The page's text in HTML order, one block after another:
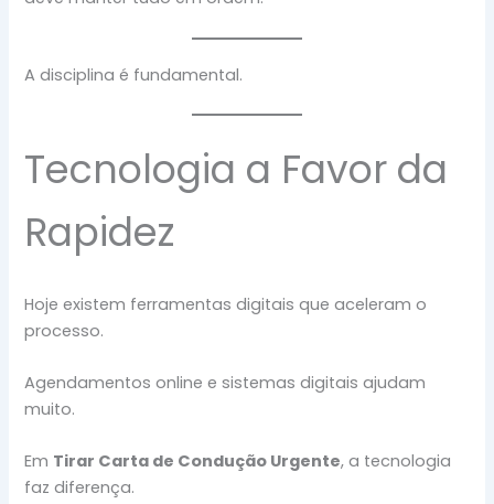
A disciplina é fundamental.
Tecnologia a Favor da
Rapidez
Hoje existem ferramentas digitais que aceleram o
processo.
Agendamentos online e sistemas digitais ajudam
muito.
Em Tirar Carta de Condução Urgente, a tecnologia
faz diferença.